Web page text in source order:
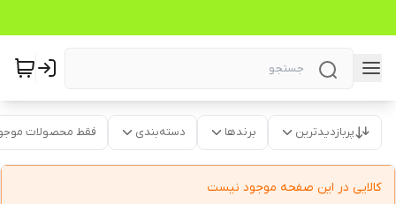
پربازدیدترین برندها دسته‌بندی فقط محصولات
کالایی در این صفحه موجود نیست